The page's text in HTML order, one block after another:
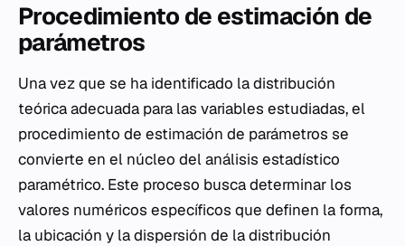
Procedimiento de estimación de
parámetros
Una vez que se ha identificado la distribución
teórica adecuada para las variables estudiadas, el
procedimiento de estimación de parámetros se
convierte en el núcleo del análisis estadístico
paramétrico. Este proceso busca determinar los
valores numéricos específicos que definen la forma,
la ubicación y la dispersión de la distribución